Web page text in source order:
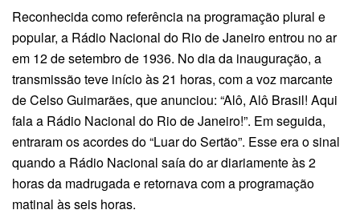
Reconhecida como referência na programação plural e
popular, a Rádio Nacional do Rio de Janeiro entrou no ar
em 12 de setembro de 1936. No dia da inauguração, a
transmissão teve início às 21 horas, com a voz marcante
de Celso Guimarães, que anunciou: “Alô, Alô Brasil! Aqui
fala a Rádio Nacional do Rio de Janeiro!”. Em seguida,
entraram os acordes do “Luar do Sertão”. Esse era o sinal
quando a Rádio Nacional saía do ar diariamente às 2
horas da madrugada e retornava com a programação
matinal às seis horas.